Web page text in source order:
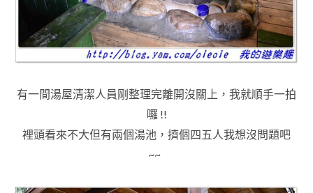
有一間湯屋清潔人員剛整理完離開沒關上，我就順手一拍
囉 !!
裡頭看來不大但有兩個湯池 ， 擠個四五人我想沒問題吧
~~